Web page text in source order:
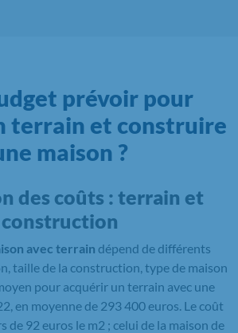
prévoir pour
terrain et construire
maison ?
des coûts : terrain et
construction
avec terrain dépend de différents
taille de la construction, type de maison
pour acquérir un terrain avec une
en moyenne de 293 400 euros. Le coût
de 92 euros le m2 ; celui de la maison de